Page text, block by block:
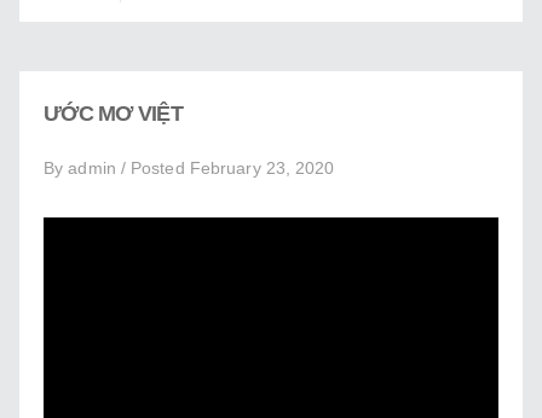
69
68
By admin • Posted June 14, 2022
ƯỚC MƠ VIỆT
By admin / Posted February 23, 2020